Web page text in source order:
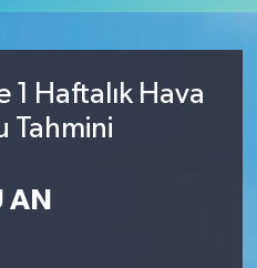
1 Haftalık Hava
Tahmini
AN
ve Fikstür